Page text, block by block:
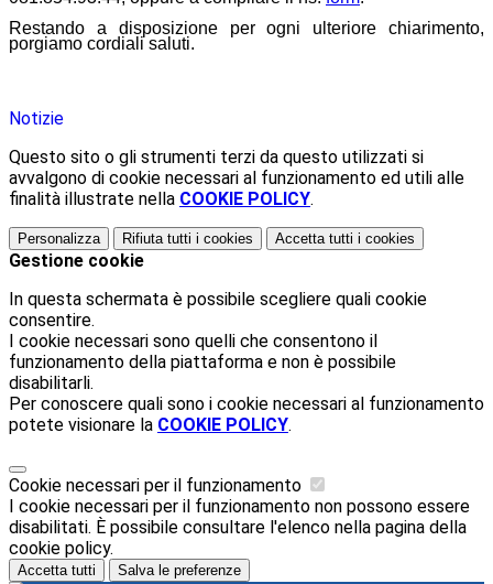
Restando a disposizione per ogni ulteriore chiarimento,
porgiamo cordiali saluti.
Notizie
Questo sito o gli strumenti terzi da questo utilizzati si
avvalgono di cookie necessari al funzionamento ed utili alle
finalità illustrate nella COOKIE POLICY.
Personalizza Rifiuta tutti i cookies Accetta tutti i cookies
Gestione cookie
In questa schermata è possibile scegliere quali cookie
consentire.
I cookie necessari sono quelli che consentono il
funzionamento della piattaforma e non è possibile
disabilitarli.
Per conoscere quali sono i cookie necessari al funzionamento
potete visionare la COOKIE POLICY.
Cookie necessari per il funzionamento
I cookie necessari per il funzionamento non possono essere
disabilitati. È possibile consultare l'elenco nella pagina della
cookie policy.
Accetta tutti Salva le preferenze